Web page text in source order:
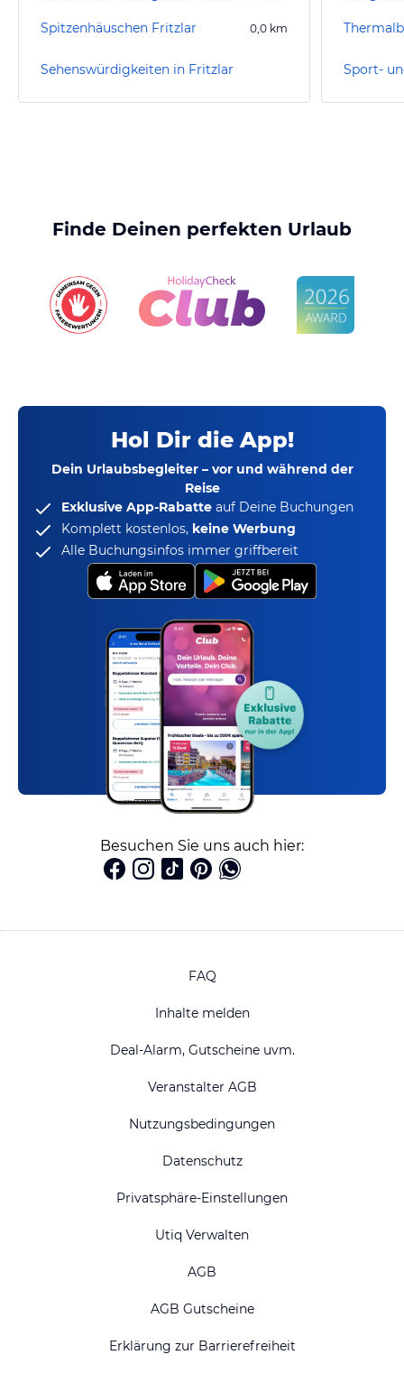
Spitzenhäuschen Fritzlar 0,0 km
Sehenswürdigkeiten in Fritzlar Sport-
Finde Deinen perfekten Urlaub
Hol Dir die App!
Dein Urlaubsbegleiter – vor und während der
Reise
Exklusive App-Rabatte auf Deine Buchungen
Komplett kostenlos, keine Werbung
Alle Buchungsinfos immer griffbereit
Besuchen Sie uns auch hier:
FAQ
Inhalte melden
Deal-Alarm, Gutscheine uvm.
Veranstalter AGB
Nutzungsbedingungen
Datenschutz
Privatsphäre-Einstellungen
Utiq Verwalten
AGB
AGB Gutscheine
Erklärung zur Barrierefreiheit